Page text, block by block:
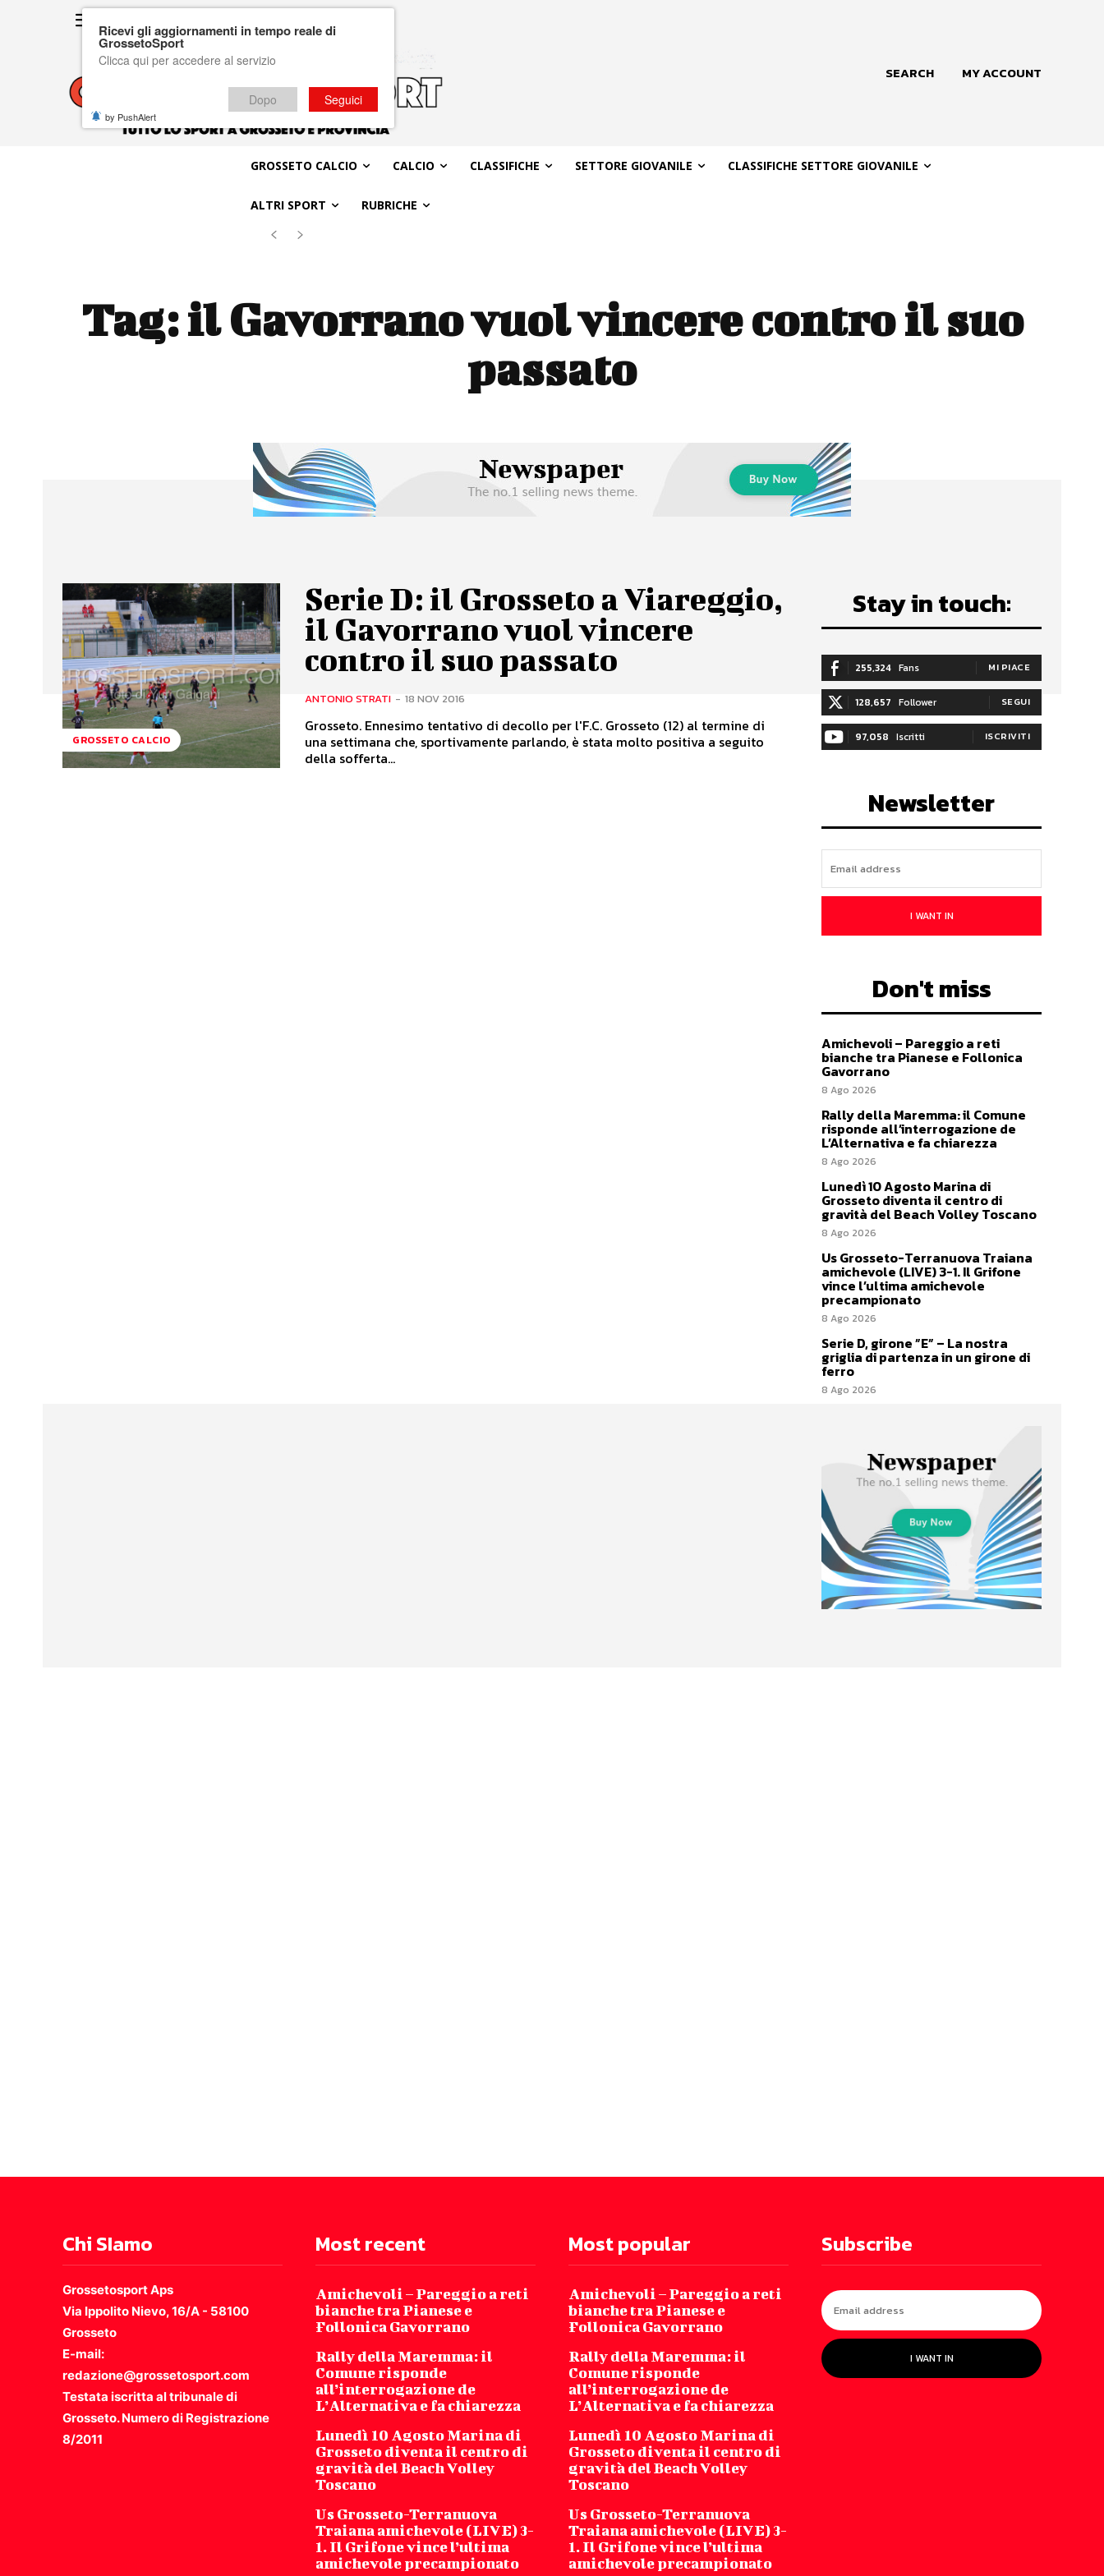
SEARCH MY ACCOUNT
GROSSETO CALCIO CALCIO CLASSIFICHE SETTORE GIOVANILE CLASSIFICHE SETTORE GIOVANILE
ALTRI SPORT RUBRICHE
Tag:il Gavorrano vuol vincere contro il suo
passato
GROSSETO CALCIO
Serie D: il Grosseto a Viareggio,
il Gavorrano vuol vincere
contro il suo passato
ANTONIO STRATI - 18 NOV 2016
Grosseto. Ennesimo tentativo di decollo per l'F.C. Grosseto (12) al termine di
una settimana che, sportivamente parlando, è stata molto positiva a seguito
della sofferta...
Stay in touch:
255,324 Fans MI PIACE
128,657 Follower SEGUI
97,058 Iscritti ISCRIVITI
Newsletter
I WANT IN
Don't miss
Amichevoli – Pareggio a reti
bianche tra Pianese e Follonica
Gavorrano
8 Ago 2026
Rally della Maremma: il Comune
risponde all’interrogazione de
L’Alternativa e fa chiarezza
8 Ago 2026
Lunedì 10 Agosto Marina di
Grosseto diventa il centro di
gravità del Beach Volley Toscano
8 Ago 2026
Us Grosseto-Terranuova Traiana
amichevole (LIVE) 3-1. Il Grifone
vince l’ultima amichevole
precampionato
8 Ago 2026
Serie D, girone ”E” – La nostra
griglia di partenza in un girone di
ferro
8 Ago 2026
Chi SIamo
Grossetosport Aps
Via Ippolito Nievo, 16/A - 58100
Grosseto
E-mail:
redazione@grossetosport.com
Testata iscritta al tribunale di
Grosseto. Numero di Registrazione
8/2011
Most recent
Amichevoli – Pareggio a reti
bianche tra Pianese e
Follonica Gavorrano
Rally della Maremma: il
Comune risponde
all’interrogazione de
L’Alternativa e fa chiarezza
Lunedì 10 Agosto Marina di
Grosseto diventa il centro di
gravità del Beach Volley
Toscano
Us Grosseto-Terranuova
Traiana amichevole (LIVE) 3-
1. Il Grifone vince l’ultima
amichevole precampionato
Most popular
Amichevoli – Pareggio a reti
bianche tra Pianese e
Follonica Gavorrano
Rally della Maremma: il
Comune risponde
all’interrogazione de
L’Alternativa e fa chiarezza
Lunedì 10 Agosto Marina di
Grosseto diventa il centro di
gravità del Beach Volley
Toscano
Us Grosseto-Terranuova
Traiana amichevole (LIVE) 3-
1. Il Grifone vince l’ultima
amichevole precampionato
Subscribe
I WANT IN
Ricevi gli aggiornamenti in tempo reale di
GrossetoSport
Clicca qui per accedere al servizio
Dopo Seguici
by PushAlert